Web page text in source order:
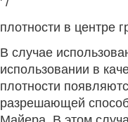
плотности в центре
В случае
использовании в
плотности
разрешающей